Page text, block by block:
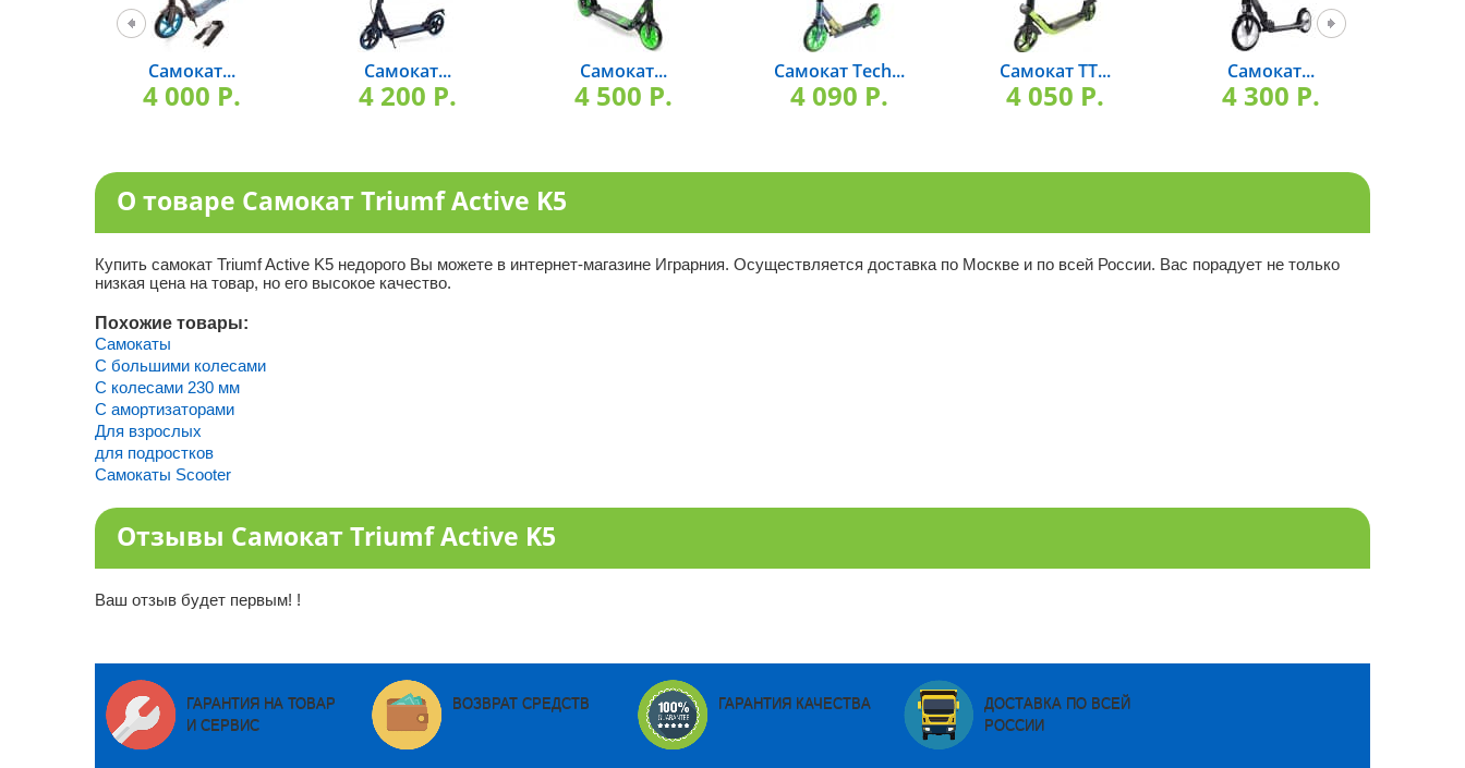
Самокат...
4 000 P.
Самокат...
4 200 P.
Самокат...
4 500 P.
Самокат Tech...
4 090 P.
Самокат TT...
4 050 P.
Самокат...
4 300 P.
О товаре Самокат Triumf Active K5
Купить самокат Triumf Active K5 недорого Вы можете в интернет-магазине Играрния. Осуществляется доставка по Москве и по всей России. Вас порадует не только
низкая цена на товар, но его высокое качество.
Похожие товары:
Самокаты
С большими колесами
С колесами 230 мм
С амортизаторами
Для взрослых
для подростков
Самокаты Scooter
Отзывы Самокат Triumf Active K5
Ваш отзыв будет первым! !
ГАРАНТИЯ НА ТОВАР
И СЕРВИС
ВОЗВРАТ СРЕДСТВ ГАРАНТИЯ КАЧЕСТВА
ДОСТАВКА ПО ВСЕЙ
РОССИИ